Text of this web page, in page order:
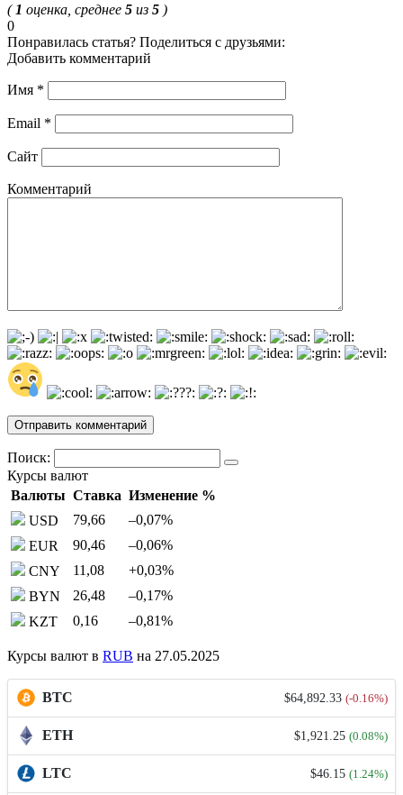
( 1 оценка, среднее 5 из 5 )
0
Понравилась статья? Поделиться с друзьями:
Добавить комментарий
Имя *
Email *
Сайт
Комментарий
Поиск:
Курсы валют
Валюты Ставка Изменение %
USD
79,66 –0,07%
EUR
90,46 –0,06%
CNY
11,08 +0,03%
BYN
26,48 –0,17%
KZT
0,16 –0,81%
Курсы валют в RUB на 27.05.2025
BTC $64,892.33 (-0.16%)
ETH $1,921.25 (0.08%)
LTC $46.15 (1.24%)